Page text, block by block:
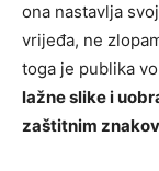
ona nastavlja
vrijeđa, ne
toga je publika
lažne slike i
zaštitnim